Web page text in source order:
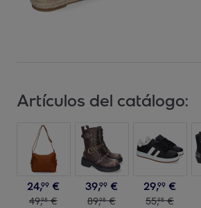
Artículos del catálogo:
24,99 €
49,98 €
39,99 €
89,98 €
29,99 €
55,98 €